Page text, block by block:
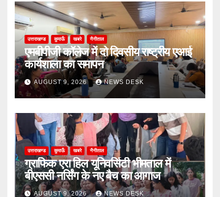
उत्तराखण्ड कुमाऊँ खबरे नैनीताल
एमबीपीजी कॉलेज में दो दिवसीय राष्ट्रीय एआई
कार्यशाला का समापन
AUGUST 9, 2026 NEWS DESK
उत्तराखण्ड कुमाऊँ खबरे नैनीताल
ग्राफिक एरा हिल यूनिवर्सिटी भीमताल में
बीएससी नर्सिंग के नए बैच का आगाज
AUGUST 9, 2026 NEWS DESK